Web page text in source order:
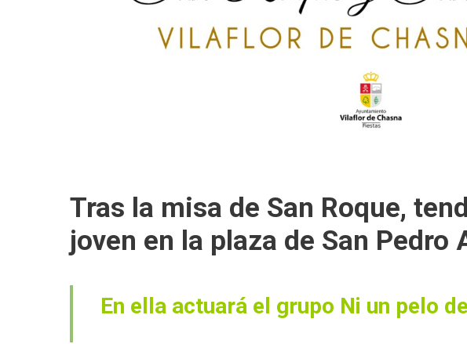
Tras la misa de San Roque,
joven en la plaza de San Pedro
En ella actuará el grupo Ni un pelo